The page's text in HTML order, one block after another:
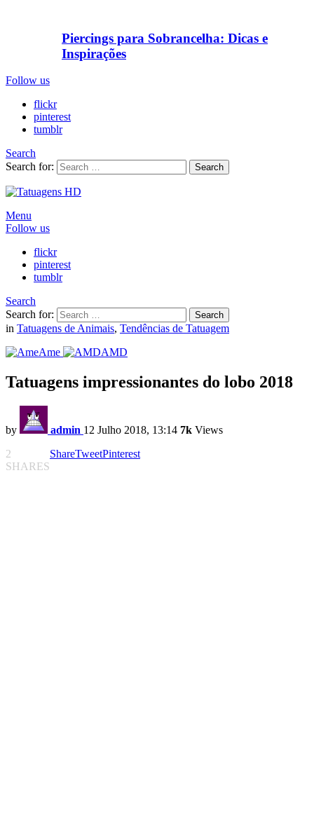
Piercings para Sobrancelha: Dicas e
Inspirações
Follow us
flickr
pinterest
tumblr
Search
Search for:
Search
Menu
Follow us
flickr
pinterest
tumblr
Search
Search for:
Search
in Tatuagens de Animais, Tendências de Tatuagem
Ame
AMD
Tatuagens impressionantes do lobo 2018
by admin 12 Julho 2018, 13:14 7k Views
2
SHARES
ShareTweetPinterest